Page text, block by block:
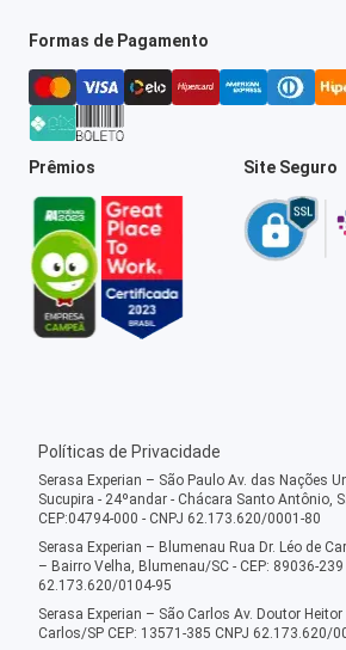
Formas de Pagamento
Prêmios Site Seguro
Políticas de Privacidade
Serasa Experian – São Paulo Av. das Nações
Sucupira - 24ºandar - Chácara Santo Antônio,
CEP:04794-000 - CNPJ 62.173.620/0001-80
Serasa Experian – Blumenau Rua Dr. Léo de
– Bairro Velha, Blumenau/SC - CEP: 89036-239
62.173.620/0104-95
Serasa Experian – São Carlos Av. Doutor
Carlos/SP CEP: 13571-385 CNPJ 62.173.620/